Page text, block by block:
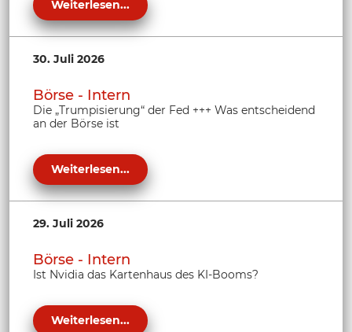
Weiterlesen...
30. Juli 2026
Börse - Intern
Die „Trumpisierung“ der Fed +++ Was entscheidend
an der Börse ist
Weiterlesen...
29. Juli 2026
Börse - Intern
Ist Nvidia das Kartenhaus des KI-Booms?
Weiterlesen...